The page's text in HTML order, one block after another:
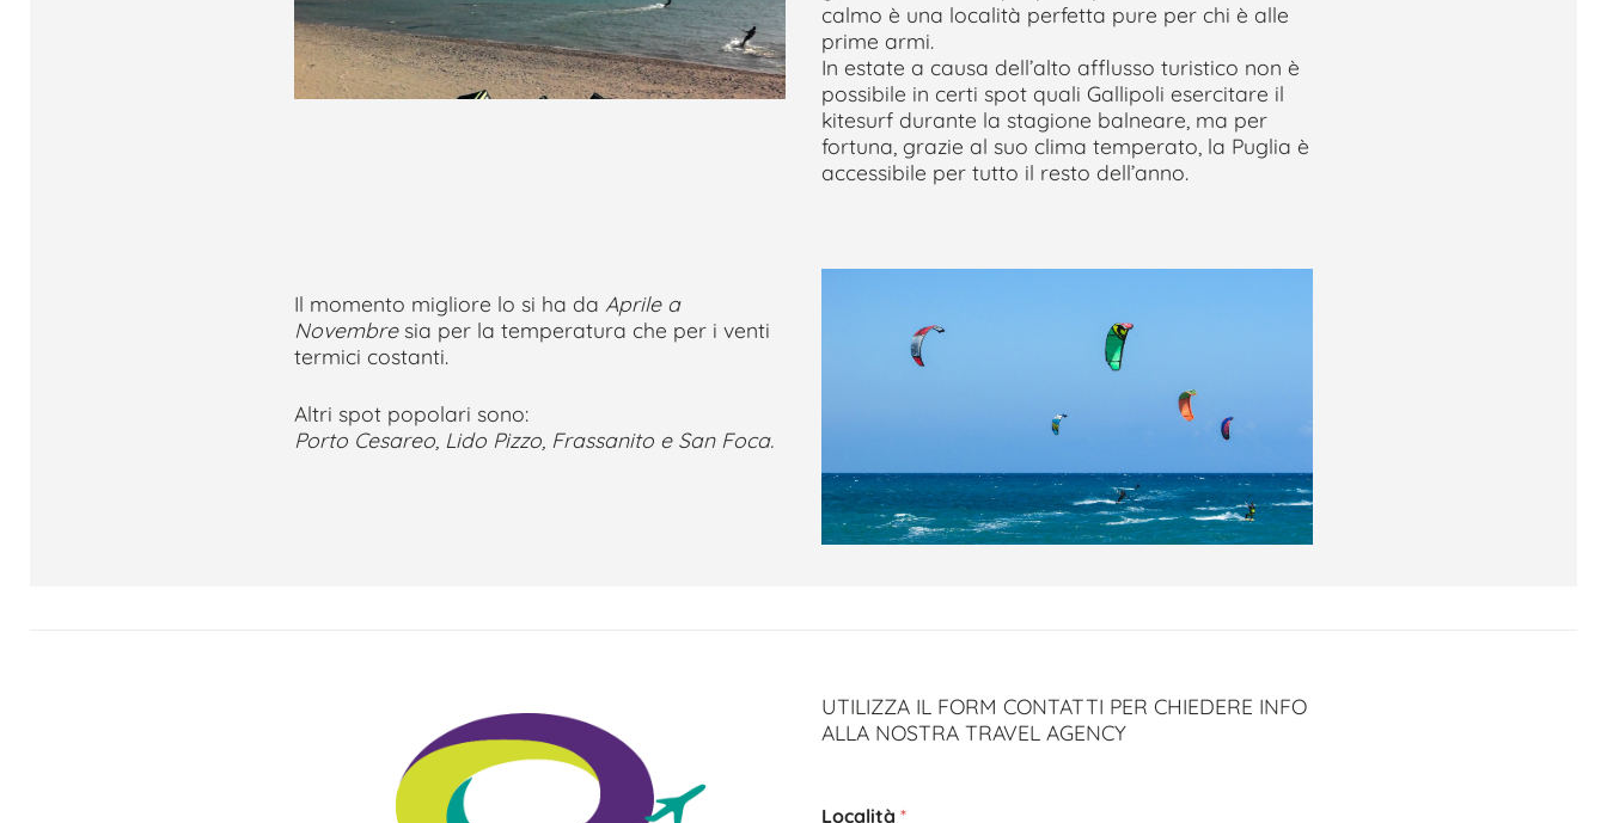
calmo è una località perfetta pure per chi è alle
prime armi.
In estate a causa dell’alto afflusso turistico non è
possibile in certi spot quali Gallipoli esercitare il
kitesurf durante la stagione balneare, ma per
fortuna, grazie al suo clima temperato, la Puglia è
accessibile per tutto il resto dell’anno.
Il momento migliore lo si ha da Aprile a
Novembresia per la temperatura che per i venti
termici costanti.
Altri spot popolari sono:
Porto Cesareo, Lido Pizzo, Frassanito e San Foca.
UTILIZZA IL FORM CONTATTI PER CHIEDERE INFO
ALLA NOSTRA TRAVEL AGENCY
Località *